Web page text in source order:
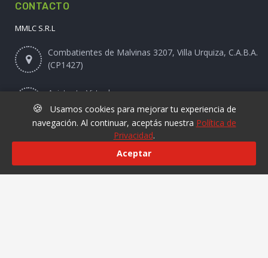
CONTACTO
MMLC S.R.L
Combatientes de Malvinas 3207, Villa Urquiza, C.A.B.A.
(CP1427)
Asistente Virtual
Online@laviruta.com
🍪
Usamos cookies para mejorar tu experiencia de
navegación. Al continuar, aceptás nuestra Política de
Privacidad.
Aceptar